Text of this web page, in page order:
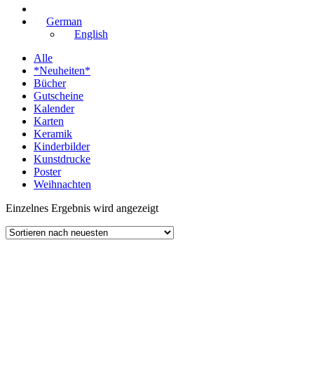
German
English
Alle
*Neuheiten*
Bücher
Gutscheine
Kalender
Karten
Keramik
Kinderbilder
Kunstdrucke
Poster
Weihnachten
Einzelnes Ergebnis wird angezeigt